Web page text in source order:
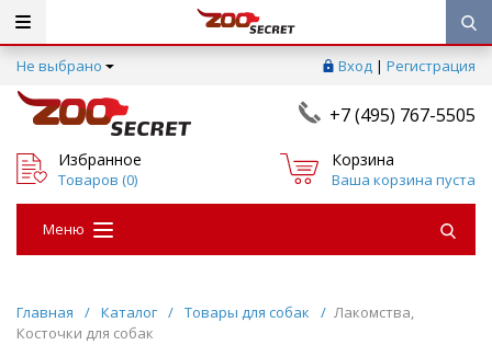
Не выбрано Вход | Регистрация
+7 (495) 767-5505
Избранное
Товаров (0)
Корзина
Ваша корзина пуста
Меню
Главная / Каталог / Товары для собак / Лакомства,
Косточки для собак